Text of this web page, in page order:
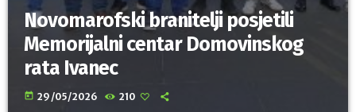
Novomarofski branitelji posjetili
Memorijalni centar Domovinskog
rata Ivanec
today 29/05/2026 210